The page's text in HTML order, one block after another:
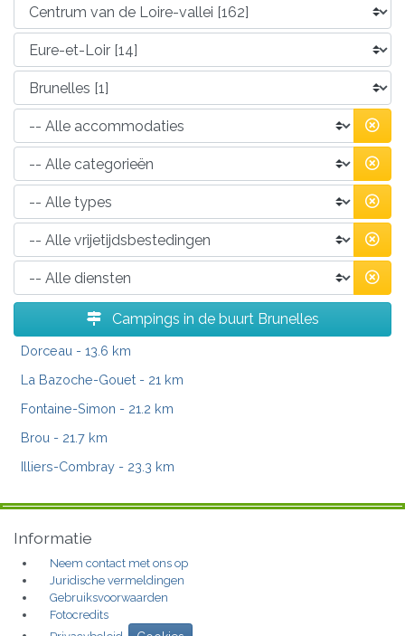
Campings in de buurt Brunelles
Dorceau - 13.6 km
La Bazoche-Gouet - 21 km
Fontaine-Simon - 21.2 km
Brou - 21.7 km
Illiers-Combray - 23.3 km
Informatie
Neem contact met ons op
Juridische vermeldingen
Gebruiksvoorwaarden
Fotocredits